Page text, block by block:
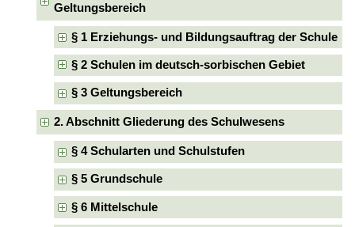
Geltungsbereich
§ 1 Erziehungs- und Bildungsauftrag der Schule
§ 2 Schulen im deutsch-sorbischen Gebiet
§ 3 Geltungsbereich
2. Abschnitt Gliederung des Schulwesens
§ 4 Schularten und Schulstufen
§ 5 Grundschule
§ 6 Mittelschule